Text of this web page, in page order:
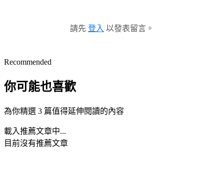
請先 登入 以發表留言。
Recommended
你可能也喜歡
為你精選 3 篇值得延伸閱讀的內容
載入推薦文章中...
目前沒有推薦文章